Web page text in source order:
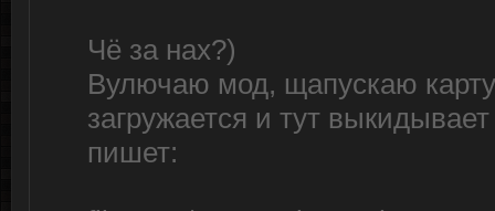
Чё за нах?)
Вулючаю мод, щапускаю
загружается и тут
пишет: